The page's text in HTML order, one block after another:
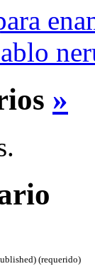
»
(requerido)